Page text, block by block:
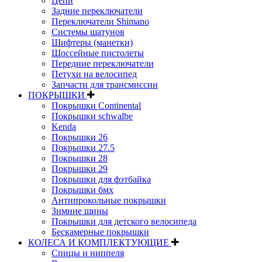
Задние переключатели
Переключатели Shimano
Системы шатунов
Шифтеры (манетки)
Шоссейные пистолеты
Передние переключатели
Петухи на велосипед
Запчасти для трансмиссии
ПОКРЫШКИ
Покрышки Continental
Покрышки schwalbe
Kenda
Покрышки 26
Покрышки 27.5
Покрышки 28
Покрышки 29
Покрышки для фэтбайка
Покрышки бмх
Антипрокольные покрышки
Зимние шины
Покрышки для детского велосипеда
Бескамерные покрышки
КОЛЕСА И КОМПЛЕКТУЮЩИЕ
Спицы и ниппеля